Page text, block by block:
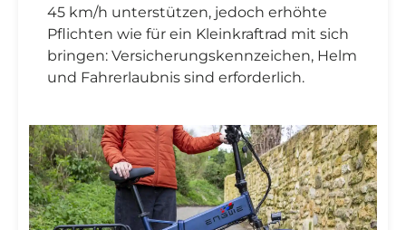
45 km/h unterstützen, jedoch erhöhte
Pflichten wie für ein Kleinkraftrad mit sich
bringen: Versicherungskennzeichen, Helm
und Fahrerlaubnis sind erforderlich.